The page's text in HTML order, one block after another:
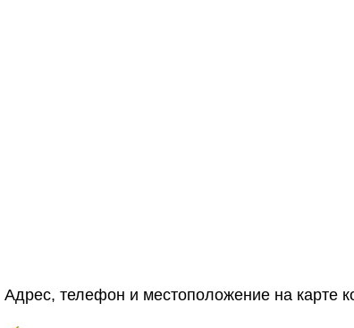
Адрес, телефон и местоположение на